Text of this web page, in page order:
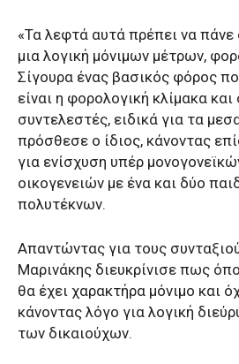
«Τα λεφτά αυτά πρέπει να
μια λογική μόνιμων μέτρων,
Σίγουρα ένας βασικός φόρος
είναι η φορολογική κλίμακα
συντελεστές, ειδικά για τα
πρόσθεσε ο ίδιος, κάνοντας
για ενίσχυση υπέρ
οικογενειών με ένα και δύο
πολυτέκνων.
Απαντώντας για τους
Μαρινάκης διευκρίνισε πως
θα έχει χαρακτήρα μόνιμο και
κάνοντας λόγο για λογική
των δικαιούχων.